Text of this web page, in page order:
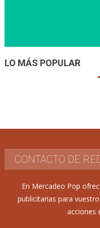
LO MÁS POPULAR
CONTACTO DE
En Mercadeo Pop
publicitarias para
acciones